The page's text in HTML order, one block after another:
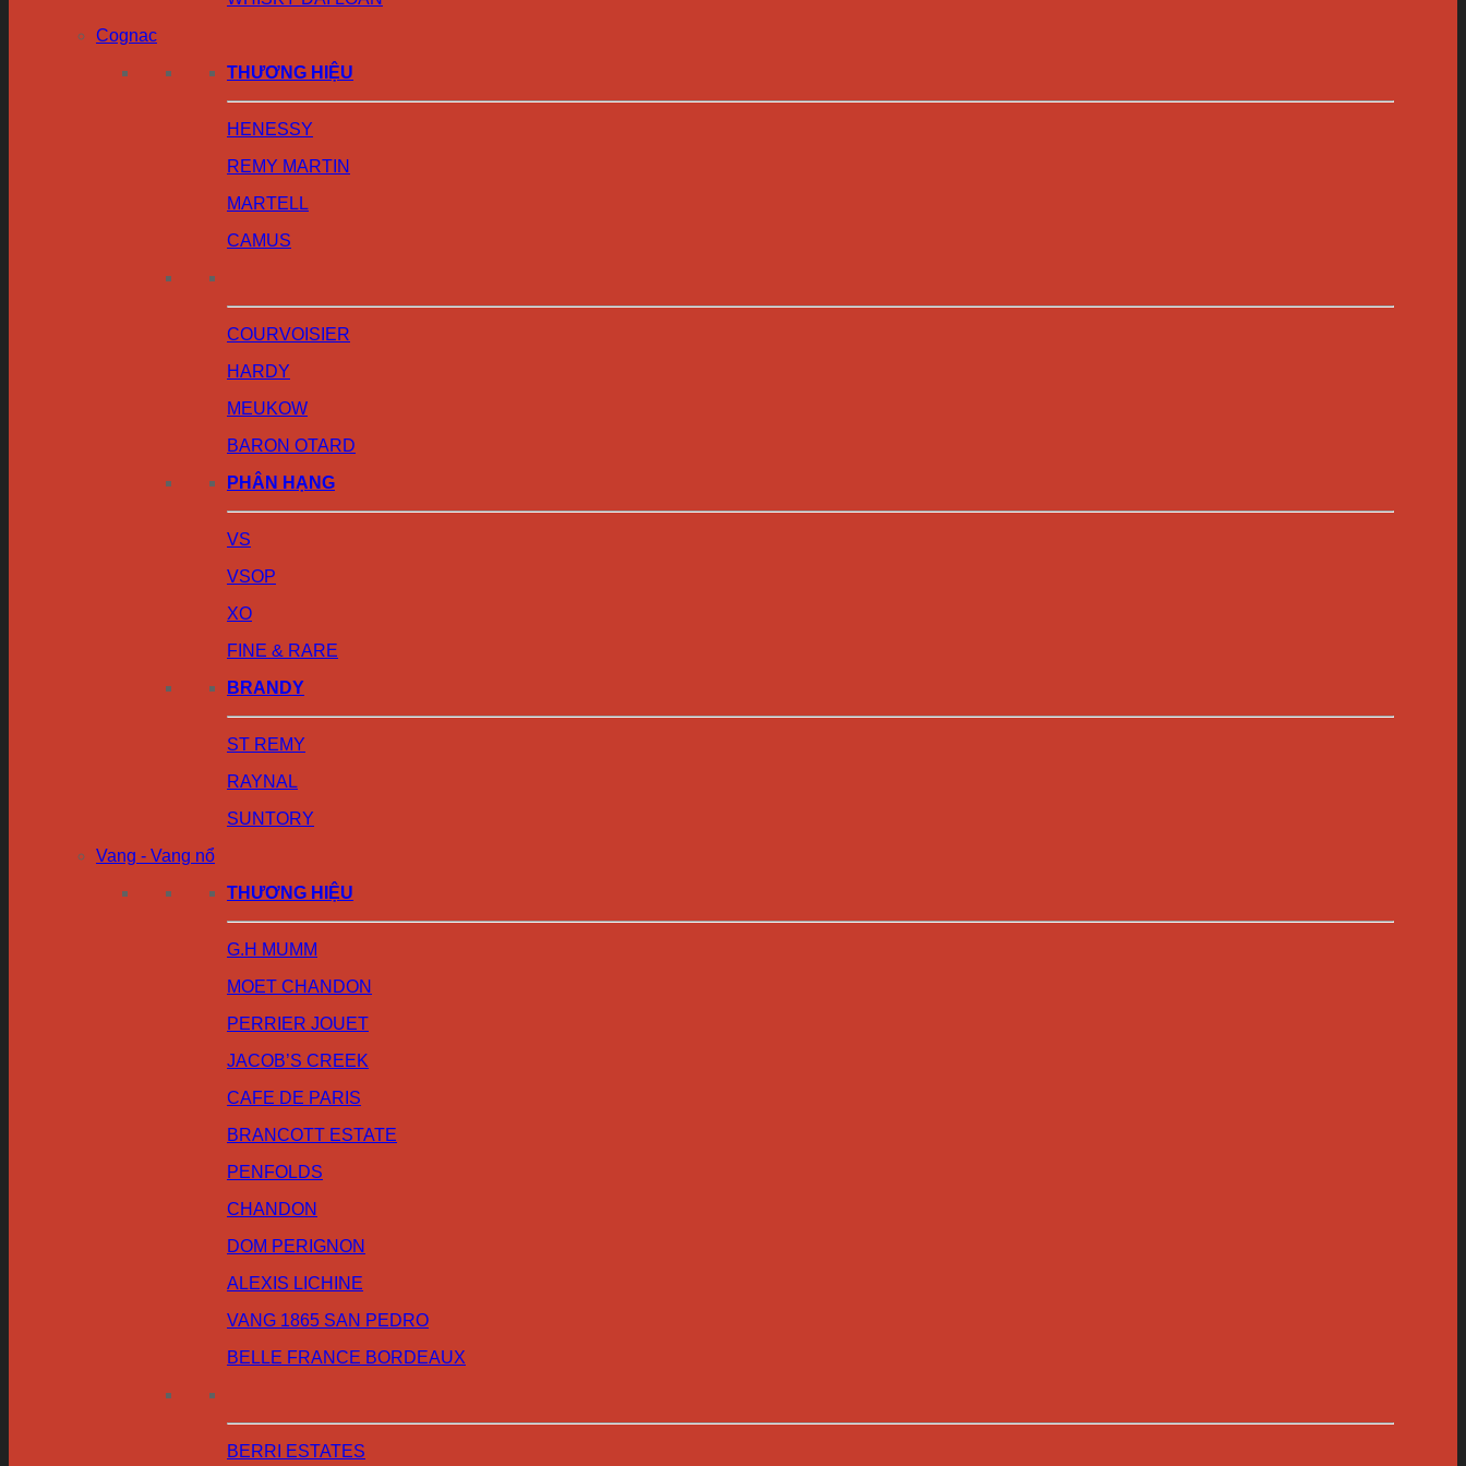
Cognac
THƯƠNG HIỆU
HENESSY
REMY MARTIN
MARTELL
CAMUS
COURVOISIER
HARDY
MEUKOW
BARON OTARD
PHÂN HẠNG
VS
VSOP
XO
FINE & RARE
BRANDY
ST REMY
RAYNAL
SUNTORY
Vang - Vang nổ
THƯƠNG HIỆU
G.H MUMM
MOET CHANDON
PERRIER JOUET
JACOB’S CREEK
CAFE DE PARIS
BRANCOTT ESTATE
PENFOLDS
CHANDON
DOM PERIGNON
ALEXIS LICHINE
VANG 1865 SAN PEDRO
BELLE FRANCE BORDEAUX
BERRI ESTATES